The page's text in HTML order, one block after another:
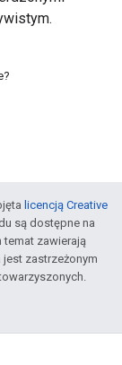
licencją Creative
są dostępne na
temat zawierają
jest zastrzeżonym